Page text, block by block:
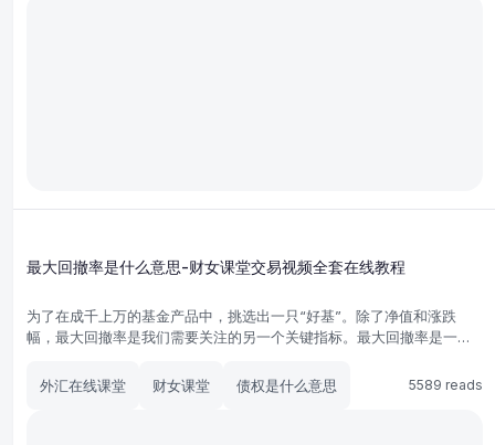
最大回撤率是什么意思-财女课堂交易视频全套在线教程
为了在成千上万的基金产品中，挑选出一只“好基”。除了净值和涨跌
幅，最大回撤率是我们需要关注的另一个关键指标。最大回撤率是一个
在选定周期内，产品净值收益率回撤幅度的最大值。
外汇在线课堂 财女课堂 债权是什么意思 5589 reads